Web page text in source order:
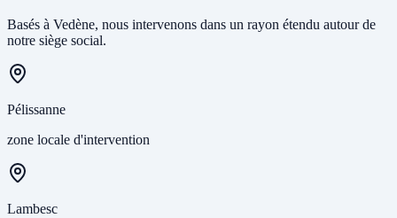
Basés à Vedène, nous intervenons dans un rayon étendu autour de
notre siège social.
Pélissanne
zone locale d'intervention
Lambesc